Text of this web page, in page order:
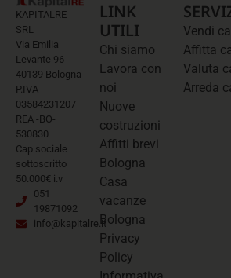
KAPITALRE
SRL
Via Emilia
Levante 96
40139 Bologna
P.IVA
03584231207
REA -BO-
530830
Cap sociale
sottoscritto
50.000€ i.v
051
19871092
info@kapitalre.it
LINK
UTILI
Chi siamo
Lavora con
noi
Nuove
costruzioni
Affitti brevi
Bologna
Casa
vacanze
Bologna
Privacy
Policy
Vendi
Affitta
Valuta
Arreda